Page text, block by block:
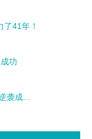
41年！
功
袭成...